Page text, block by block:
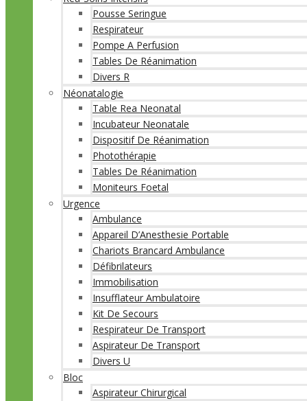
Pousse Seringue
Respirateur
Pompe A Perfusion
Tables De Réanimation
Divers R
Néonatalogie
Table Rea Neonatal
Incubateur Neonatale
Dispositif De Réanimation
Photothérapie
Tables De Réanimation
Moniteurs Foetal
Urgence
Ambulance
Appareil D’Anesthesie Portable
Chariots Brancard Ambulance
Défibrilateurs
Immobilisation
Insufflateur Ambulatoire
Kit De Secours
Respirateur De Transport
Aspirateur De Transport
Divers U
Bloc
Aspirateur Chirurgical